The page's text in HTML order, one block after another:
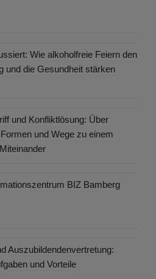
Wie alkoholfreie Feiern den
und die Gesundheit stärken
und Konfliktlösung: Über
und Wege zu einem
BIZ Bamberg
Auszubildendenvertretung:
und Vorteile